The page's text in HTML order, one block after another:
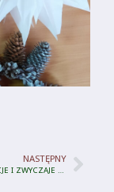
NASTĘPNY
POLSKIE TRADYCJE I ZWYCZAJE BOŻONARODZENIOWE